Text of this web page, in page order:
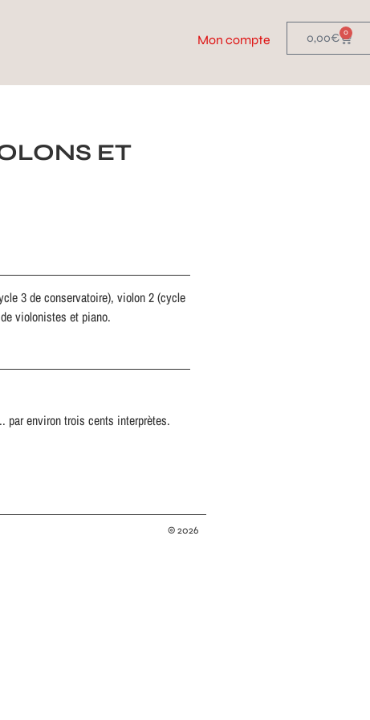
Mon compte 0,00€ 0
ET
3 de conservatoire), violon 2 (cycle
violonistes et piano.
par environ trois cents interprètes.
© 2026